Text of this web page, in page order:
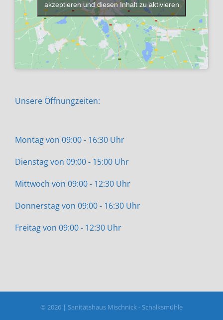
akzeptieren und diesen Inhalt zu aktivieren
Unsere Öffnungzeiten:
Montag von 09:00 - 16:30 Uhr
Dienstag von 09:00 - 15:00 Uhr
Mittwoch von 09:00 - 12:30 Uhr
Donnerstag von 09:00 - 16:30 Uhr
Freitag von 09:00 - 12:30 Uhr
© 2026 | Sanitätshaus Mischnick - Schalksmühle